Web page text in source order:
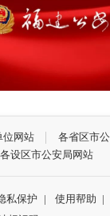
位网站
各省区市
各设区市公安局网站
私保护 | 使用帮助 |